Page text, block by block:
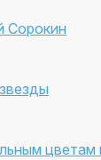
Сорокин
цветам